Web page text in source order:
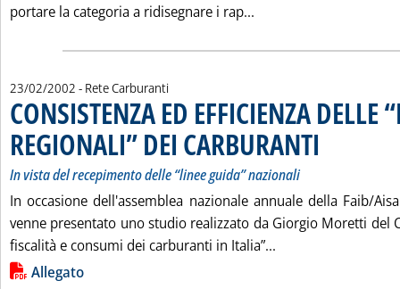
portare la categoria a ridisegnare i rap...
23/02/2002 - Rete Carburanti
CONSISTENZA ED EFFICIENZA DELLE
REGIONALI” DEI CARBURANTI
In vista del recepimento delle “linee guida” nazionali
In occasione dell'assemblea nazionale annuale della Faib/
venne presentato uno studio realizzato da Giorgio Moretti del
fiscalità e consumi dei carburanti in Italia”...
Lista allegati PDF alla notizia
Allegato